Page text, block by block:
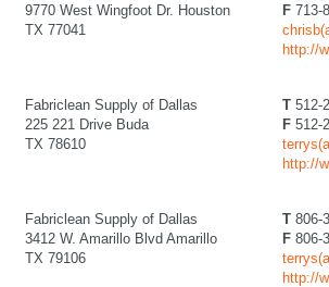
9770 West Wingfoot Dr. Houston
TX 77041
F 713-
http://
Fabriclean Supply of Dallas
225 221 Drive Buda
TX 78610
T 512-
F 512-
http://
Fabriclean Supply of Dallas
3412 W. Amarillo Blvd Amarillo
TX 79106
T 806-
F 806-
http://